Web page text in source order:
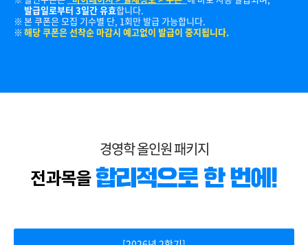
발급일로부터 3일간 유효합니다.
본 쿠폰은 모집 기수별 단, 1회만 발급 가능합니다.
해당 쿠폰은 선착순 마감시 예고없이 발급이 중지됩니다.
경영학 올인원 패키지